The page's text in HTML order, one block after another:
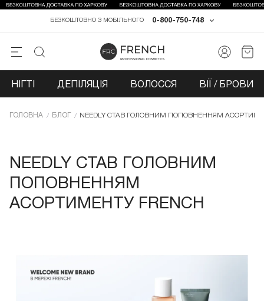
0-800-750-748
БЕЗКОШТОВНО З МОБІЛЬНОГО
НІГТІ ДЕПІЛЯЦІЯ ВОЛОССЯ ВІЇ / БРОВИ
ГОЛОВНА БЛОГ NEEDLY СТАВ ГОЛОВНИМ ПОПОВНЕННЯМ
NEEDLY СТАВ ГОЛОВНИМ
ПОПОВНЕННЯМ
АСОРТИМЕНТУ FRENCH